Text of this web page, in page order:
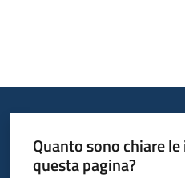
attività
Servizi
Quanto sono chiare
questa pagina?